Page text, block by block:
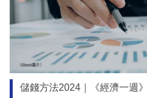
儲錢方法2024｜《經濟一週